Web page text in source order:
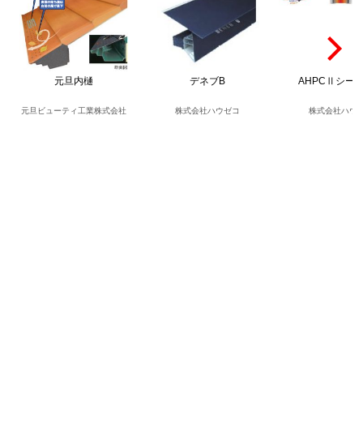
元旦内樋
元旦ビューティ工業株式会社
デネブB
株式会社ハウゼコ
AHPCⅡシー
株式会社ハウ